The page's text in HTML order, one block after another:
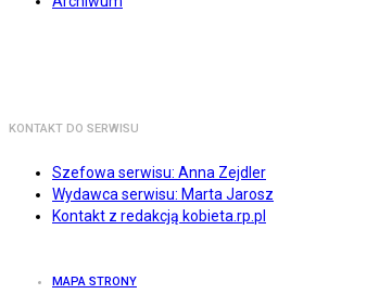
KONTAKT DO SERWISU
Szefowa serwisu: Anna Zejdler
Wydawca serwisu: Marta Jarosz
Kontakt z redakcją kobieta.rp.pl
MAPA STRONY